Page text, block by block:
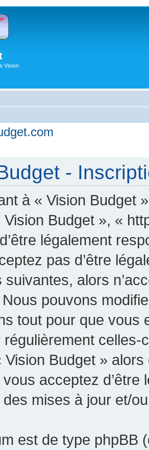
Vision
-
à « Vision Budget
Vision Budget », «
légalement
pas d’être
suivantes, alors
pouvons
tout pour que vous
régulièrement
Vision Budget »
acceptez
mises à jour et/
est de type phpBB